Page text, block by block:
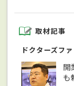
取材記事
ドクターズフ
開
も